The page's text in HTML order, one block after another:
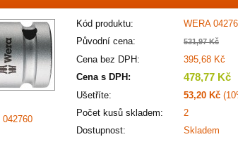
Kód produktu:
WERA
Původní cena:
531,97 Kč
Cena bez DPH:
395,68 Kč
Cena s DPH:
478,77 Kč
Ušetříte: 53,20 Kč
Počet kusů skladem:
2
Dostupnost:
Skladem
042760